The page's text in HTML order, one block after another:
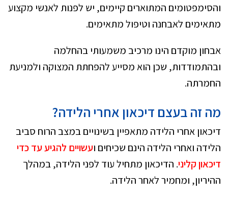
והסימפטומים המתוארים קיימים, יש לפנות לאנשי מקצוע
מתאימים לאבחנה וטיפול מתאימים.
אבחון מוקדם הינו מרכיב משמעותי בהחלמה
ובהתמודדות, שכן הוא מסייע להפחתת המצוקה ולמניעת
החמרתה.
מה זה בעצם דיכאון אחרי הלידה?
דיכאון אחרי הלידה מתאפיין בשינויים במצב הרוח סביב
הלידה ואחרי הלידה הינם שכיחים ועשויים להגיע עד כדי
דיכאון קליני. הדיכאון מתחיל עוד לפני הלידה, במהלך
ההיריון, ומחמיר לאחר הלידה.